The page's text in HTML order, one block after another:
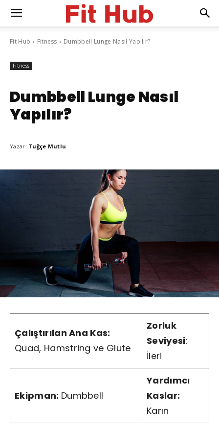
Fit Hub Fitness Dumbbell Lunge Nasıl Yapılır?
Fitness
Dumbbell Lunge Nasıl
Yapılır?
Yazar: Tuğçe Mutlu
Çalıştırılan Ana Kas:
Quad, Hamstring ve Glute
Zorluk
Seviyesi:
İleri
Ekipman: Dumbbell
Yardımcı
Kaslar:
Karın